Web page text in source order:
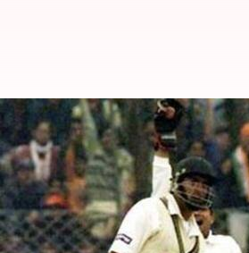
இதே நாளில்
எழுதியவர் Sekar Chinnappan Feb 07,
செய்தி முன்னோட்டம்
இந்திய அணியின்